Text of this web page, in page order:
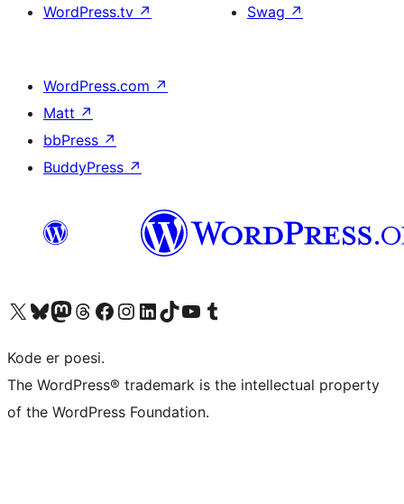
WordPress.tv ↗
Swag ↗
WordPress.com ↗
Matt ↗
bbPress ↗
BuddyPress ↗
Besøg vores X (tidligere Twitter) konto
Besøg vores Bluesky-konto
Besøg vores Mastodon konto
Besøg vores Threads-konto
Besøg vores Facebook sideBesøg vores Instagram konto
Besøg vores LinkedIn konto
Besøg vores TikTok-konto
Besøg vores YouTube-kanalBesøg vores Tumblr-konto
Kode er poesi.
The WordPress® trademark is the intellectual property
of the WordPress Foundation.